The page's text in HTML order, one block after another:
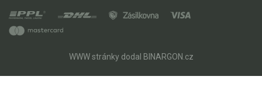
WWW stránkydodal BINARGON.cz